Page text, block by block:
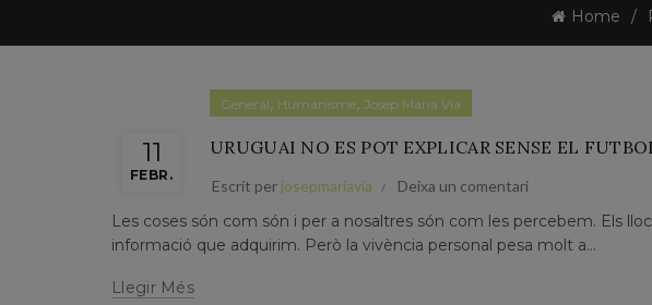
Home
11
FEBR.
General, Humanisme, Josep Maria Via
URUGUAI NO ES POT EXPLICAR SENSE EL
Escrit per josepmariavia Deixa un comentari
Les coses són com són i per a nosaltres són com les percebem. Els
informació que adquirim. Però la vivència personal pesa molt a...
Llegir Més